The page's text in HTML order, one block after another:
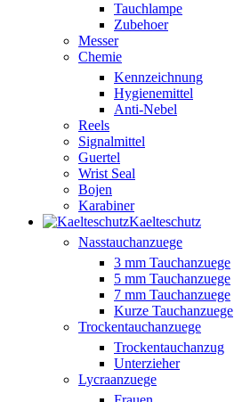
Tauchlampe
Zubehoer
Messer
Chemie
Kennzeichnung
Hygienemittel
Anti-Nebel
Reels
Signalmittel
Guertel
Wrist Seal
Bojen
Karabiner
Kaelteschutz
Nasstauchanzuege
3 mm Tauchanzuege
5 mm Tauchanzuege
7 mm Tauchanzuege
Kurze Tauchanzuege
Trockentauchanzuege
Trockentauchanzug
Unterzieher
Lycraanzuege